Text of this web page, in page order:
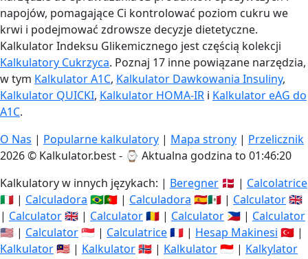
napojów, pomagające Ci kontrolować poziom cukru we
krwi i podejmować zdrowsze decyzje dietetyczne.
Kalkulator Indeksu Glikemicznego jest częścią kolekcji
Kalkulatory Cukrzyca. Poznaj 17 inne powiązane narzędzia,
w tym Kalkulator A1C, Kalkulator Dawkowania Insuliny,
Kalkulator QUICKI, Kalkulator HOMA-IR i Kalkulator eAG do
A1C.
O Nas | Popularne kalkulatory | Mapa strony | Przelicznik
2026 © Kalkulator.best - ⌚ Aktualna godzina to 01:46:21
Kalkulatory w innych językach: | Beregner 🇩🇰 | Calcolatrice
🇮🇹 | Calculadora 🇧🇷🇵🇹 | Calculadora 🇪🇸🇲🇽 | Calculator🇬🇧
| Calculator🇬🇧 | Calculator🇷🇴 | Calculator 🇵🇭 | Calculator
🇺🇸 | Calculator🇸🇬 | Calculatrice🇫🇷 | Hesap Makinesi 🇹🇷 |
Kalkulator🇲🇾 | Kalkulator🇳🇴 | Kalkulator🇮🇩 | Kalkylator